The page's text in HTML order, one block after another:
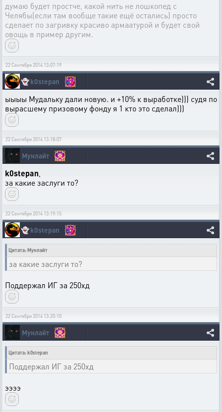
думаю будет простче, какой нить не лошкопед с
Челябы(если там вообще такие ещё остались) просто
сделает по загривку красиво армаатурой и будет свой
овощь в пример другим.
22 Сентября 2014 13:07:19
👻k0stepan
ыыыы Мудальку дали новую. и +10% к выработке))) судя по
вырасшему призовому фонду я 1 кто это сделал)))
22 Сентября 2014 13:18:07
Мунлайт
k0stepan
за какие заслуги то?
22 Сентября 2014 13:19:15
👻k0stepan
Цитата: Мунлайт
за какие заслуги то?
Поддержал ИГ за 250хд
22 Сентября 2014 13:20:10
Мунлайт
Цитата: k0stepan
Поддержал ИГ за 250хд
ээээ